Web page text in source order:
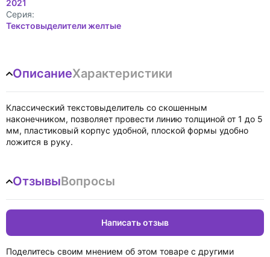
2021
Cерия:
Текстовыделители желтые
ОписаниеХарактеристики
Классический текстовыделитель со скошенным
наконечником, позволяет провести линию толщиной от 1 до 5
мм, пластиковый корпус удобной, плоской формы удобно
ложится в руку.
ОтзывыВопросы
Написать отзыв
Поделитесь своим мнением об этом товаре с другими